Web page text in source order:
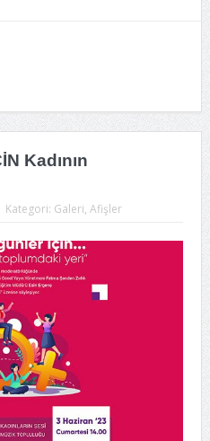
Kadının
Kategori: Galeri, Afişler